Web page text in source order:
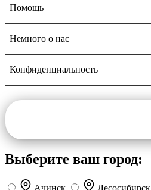
Помощь
Немного о нас
Конфиденциальность
Navigation
Выберите ваш город:
Ачинск Лесосибирск